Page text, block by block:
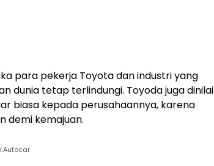
para pekerja Toyota dan industri yang
dunia tetap terlindungi. Toyoda juga dinilai
biasa kepada perusahaannya, karena
demi kemajuan.